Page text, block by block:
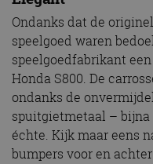
Ondanks dat de
speelgoed waren
speelgoedfabrikant
Honda S800. De
ondanks de
spuitgietmetaal – bijna
échte. Kijk maar eens
bumpers voor en